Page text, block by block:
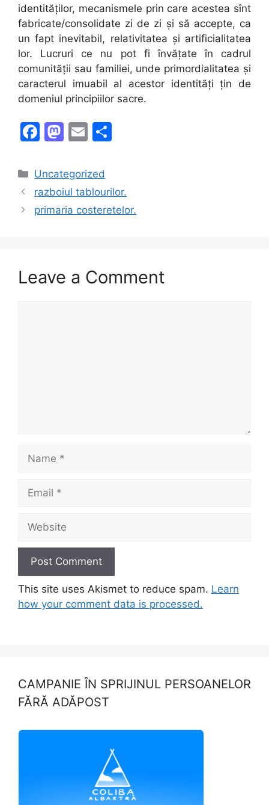
identităților, mecanismele prin care acestea sînt
fabricate/consolidate zi de zi și să accepte, ca
un fapt inevitabil, relativitatea și artificialitatea
lor. Lucruri ce nu pot fi învățate în cadrul
comunității sau familiei, unde primordialitatea și
caracterul imuabil al acestor identități țin de
domeniul principiilor sacre.
F
c
e
b
M
st
o
d
E
ai
l
e
Categories
Uncategorized
razboiul tablourilor.
primaria costeretelor.
Leave a Comment
This site uses Akismet to reduce spam. Learn
how your comment data is processed.
CAMPANIE ÎN SPRIJINUL PERSOANELOR
FĂRĂ ADĂPOST